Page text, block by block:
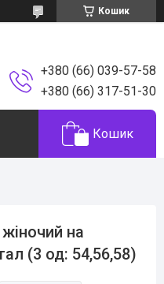
Кошик
+380 (66) 039-57-58
+380 (66) 317-51-30
Кошик
на
(3 од: 54,56,58)